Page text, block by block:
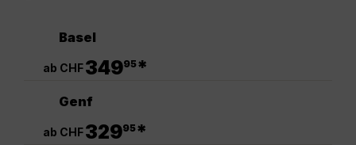
Basel
ab CHF34995*
Genf
ab CHF32995*